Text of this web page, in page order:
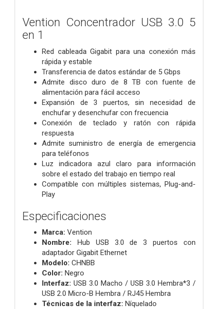
Vention Concentrador USB 3.0 5
en 1
Red cableada Gigabit para una conexión más
rápida y estable
Transferencia de datos estándar de 5 Gbps
Admite disco duro de 8 TB con fuente de
alimentación para fácil acceso
Expansión de 3 puertos, sin necesidad de
enchufar y desenchufar con frecuencia
Conexión de teclado y ratón con rápida
respuesta
Admite suministro de energía de emergencia
para teléfonos
Luz indicadora azul claro para información
sobre el estado del trabajo en tiempo real
Compatible con múltiples sistemas, Plug-and-
Play
Especificaciones
Marca: Vention
Nombre: Hub USB 3.0 de 3 puertos con
adaptador Gigabit Ethernet
Modelo: CHNBB
Color: Negro
Interfaz: USB 3.0 Macho / USB 3.0 Hembra*3 /
USB 2.0 Micro-B Hembra / RJ45 Hembra
Técnicas de la interfaz: Níquelado